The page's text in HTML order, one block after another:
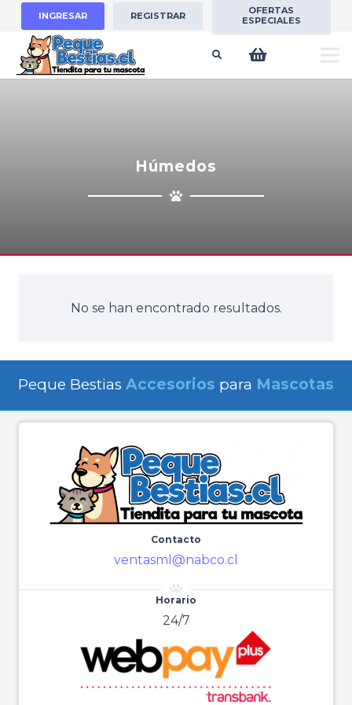
INGRESAR REGISTRAR
OFERTAS
ESPECIALES
Húmedos
No se han encontrado resultados.
Peque Bestias Accesorios para Mascotas
Contacto
ventasml@nabco.cl
Horario
24/7